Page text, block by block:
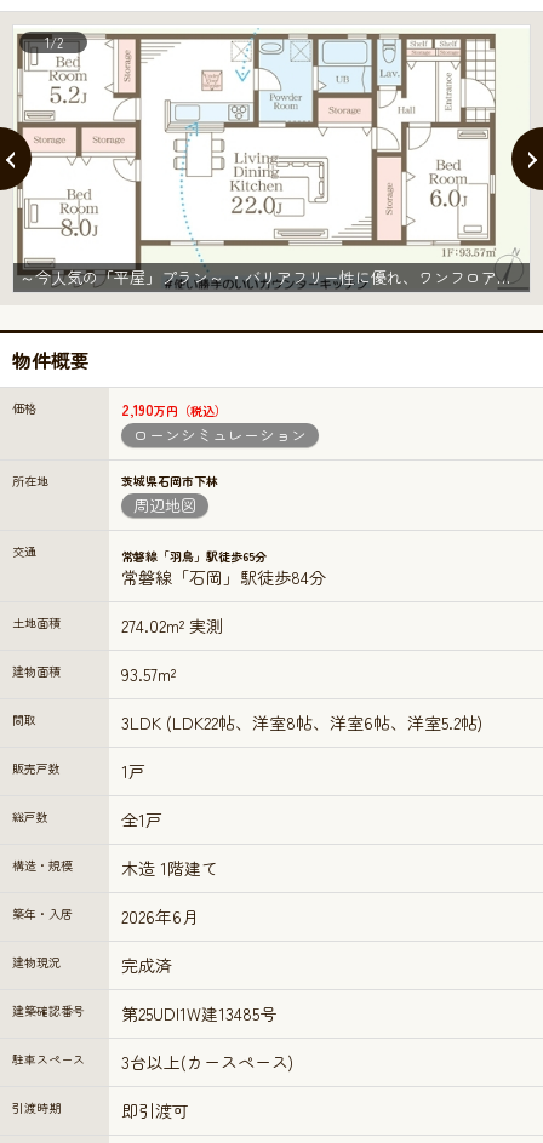
～今人気の「平屋」プラン～ ・バリアフリー性に優れ、ワンフロアで完結出来る事から人気が高まっている「平屋」プラン。 ・ぜひ一度ご見学いただき、その魅力をご体感くださいませ。
1/2
物件概要
価格 2,190万円（税込）
ローンシミュレーション
所在地 茨城県石岡市下林
周辺地図
交通 常磐線「羽鳥」駅徒歩65分
常磐線「石岡」駅徒歩84分
土地面積 274.02m² 実測
建物面積 93.57m²
間取 3LDK (LDK22帖、洋室8帖、洋室6帖、洋室5.2帖)
販売戸数 1戸
総戸数 全1戸
構造・規模 木造 1階建て
築年・入居 2026年6月
建物現況 完成済
建築確認番号 第25UDI1W建13485号
駐車スペース 3台以上(カースペース)
引渡時期 即引渡可